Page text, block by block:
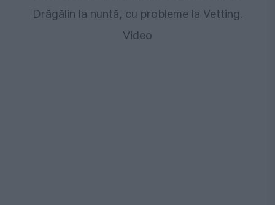
Drăgălin la nuntă, cu probleme la Vetting.
Video